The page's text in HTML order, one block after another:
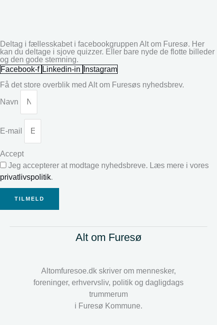
Deltag i fællesskabet i facebookgruppen Alt om Furesø. Her
kan du deltage i sjove quizzer. Eller bare nyde de flotte billeder
og den gode stemning.
Facebook-f Linkedin-in
Instagram
Få det store overblik med Alt om Furesøs nyhedsbrev.
Navn
E-mail
Accept
Jeg accepterer at modtage nyhedsbreve. Læs mere i vores
privatlivspolitik.
TILMELD
Alt om Furesø
Altomfuresoe.dk skriver om mennesker,
foreninger, erhvervsliv, politik og dagligdags
trummerum
i Furesø Kommune.